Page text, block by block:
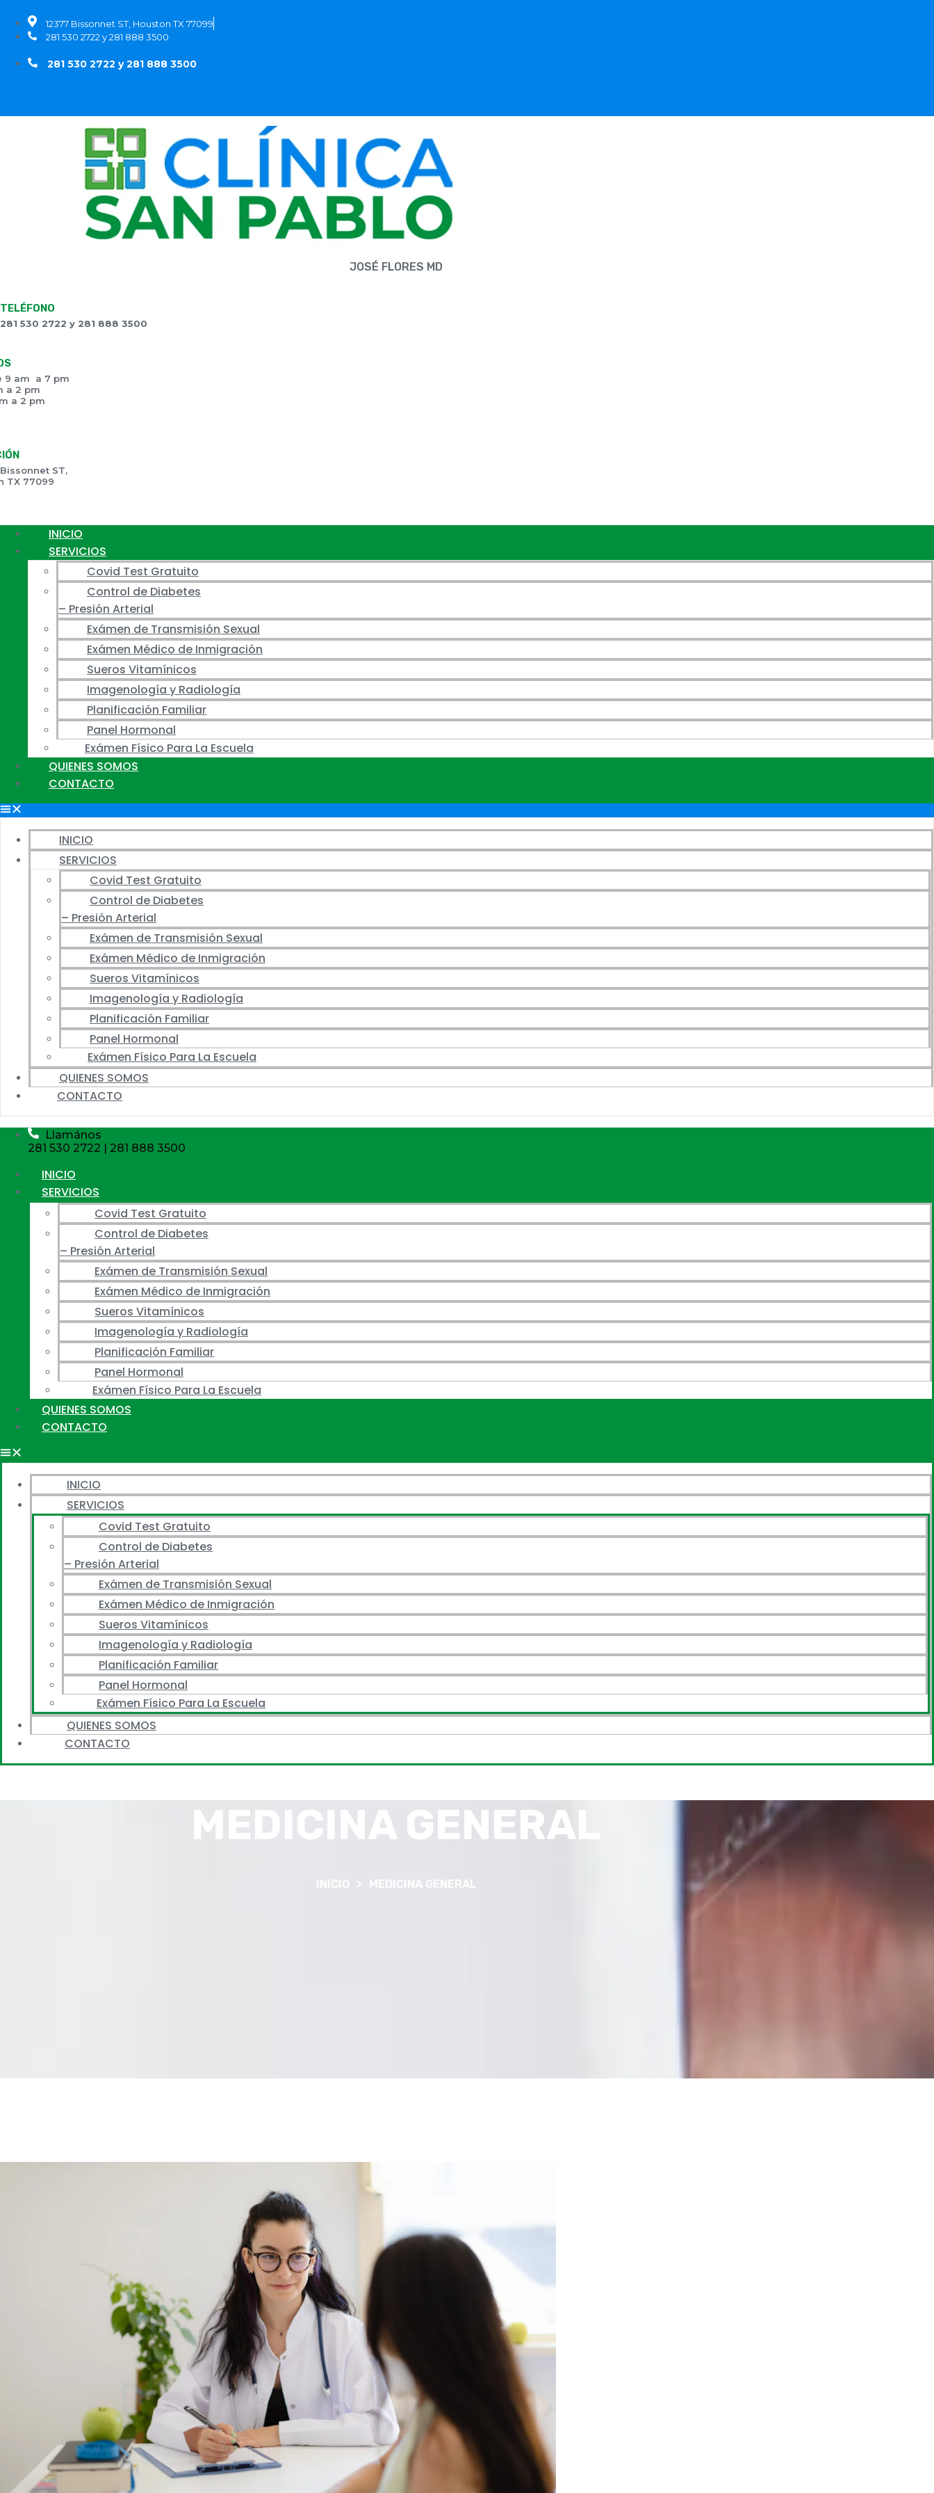
contenido
12377 Bissonnet ST, Houston TX 77099
281 530 2722 y 281 888 3500
281 530 2722 y 281 888 3500
JOSÉ FLORES MD
TELÉFONO
281 530 2722 y 281 888 3500
9 am a 7 pm
a 2 pm
a 2 pm
ST,
TX 77099
INICIO
SERVICIOS
Covid Test Gratuito
Control de Diabetes
– Presión Arterial
Exámen de Transmisión Sexual
Exámen Médico de Inmigración
Sueros Vitamínicos
Imagenología y Radiología
Planificación Familiar
Panel Hormonal
Exámen Físico Para La Escuela
QUIENES SOMOS
CONTACTO
INICIO
SERVICIOS
Covid Test Gratuito
Control de Diabetes
– Presión Arterial
Exámen de Transmisión Sexual
Exámen Médico de Inmigración
Sueros Vitamínicos
Imagenología y Radiología
Planificación Familiar
Panel Hormonal
Exámen Físico Para La Escuela
QUIENES SOMOS
CONTACTO
Llamános
281 530 2722 | 281 888 3500
INICIO
SERVICIOS
Covid Test Gratuito
Control de Diabetes
– Presión Arterial
Exámen de Transmisión Sexual
Exámen Médico de Inmigración
Sueros Vitamínicos
Imagenología y Radiología
Planificación Familiar
Panel Hormonal
Exámen Físico Para La Escuela
QUIENES SOMOS
CONTACTO
INICIO
SERVICIOS
Covid Test Gratuito
Control de Diabetes
– Presión Arterial
Exámen de Transmisión Sexual
Exámen Médico de Inmigración
Sueros Vitamínicos
Imagenología y Radiología
Planificación Familiar
Panel Hormonal
Exámen Físico Para La Escuela
QUIENES SOMOS
CONTACTO
MEDICINA GENERAL
INICIO > MEDICINA GENERAL